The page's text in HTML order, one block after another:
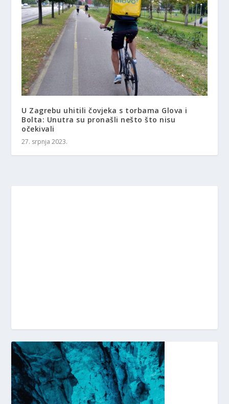
U Zagrebu uhitili čovjeka s torbama Glova i
Bolta: Unutra su pronašli nešto što nisu
očekivali
27. srpnja 2023.